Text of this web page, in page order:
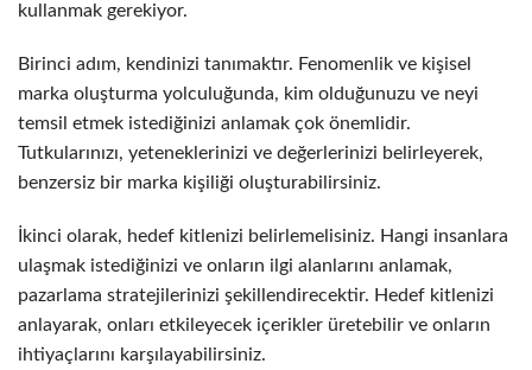
kullanmak gerekiyor.
Birinci adım, kendinizi tanımaktır. Fenomenlik ve kişisel
marka oluşturma yolculuğunda, kim olduğunuzu ve neyi
temsil etmek istediğinizi anlamak çok önemlidir.
Tutkularınızı, yeteneklerinizi ve değerlerinizi belirleyerek,
benzersiz bir marka kişiliği oluşturabilirsiniz.
İkinci olarak, hedef kitlenizi belirlemelisiniz. Hangi insanlara
ulaşmak istediğinizi ve onların ilgi alanlarını anlamak,
pazarlama stratejilerinizi şekillendirecektir. Hedef kitlenizi
anlayarak, onları etkileyecek içerikler üretebilir ve onların
ihtiyaçlarını karşılayabilirsiniz.